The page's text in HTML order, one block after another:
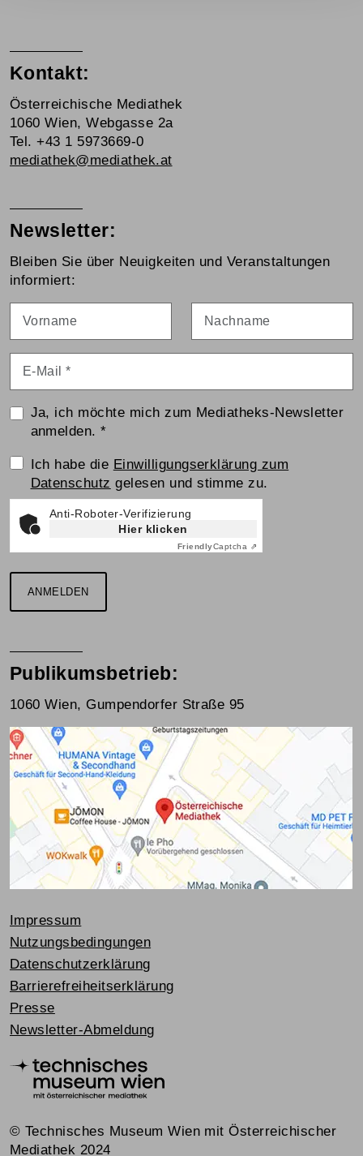
Kontakt:
Österreichische Mediathek
1060 Wien, Webgasse 2a
Tel. +43 1 5973669-0
mediathek@mediathek.at
Newsletter:
Bleiben Sie über Neuigkeiten und Veranstaltungen
informiert:
Ja, ich möchte mich zum Mediatheks-Newsletter
anmelden.*
Einwilligungserklärung
Ich habe die Einwilligungserklärung zum
Datenschutz gelesen und stimme zu.
Anti-Roboter-Verifizierung
Hier klicken
FriendlyCaptcha ⇗
ANMELDEN
Publikumsbetrieb:
1060 Wien, Gumpendorfer Straße 95
Impressum
Nutzungsbedingungen
Datenschutzerklärung
Barrierefreiheitserklärung
Presse
Newsletter-Abmeldung
© Technisches Museum Wien mit Österreichischer
Mediathek 2024